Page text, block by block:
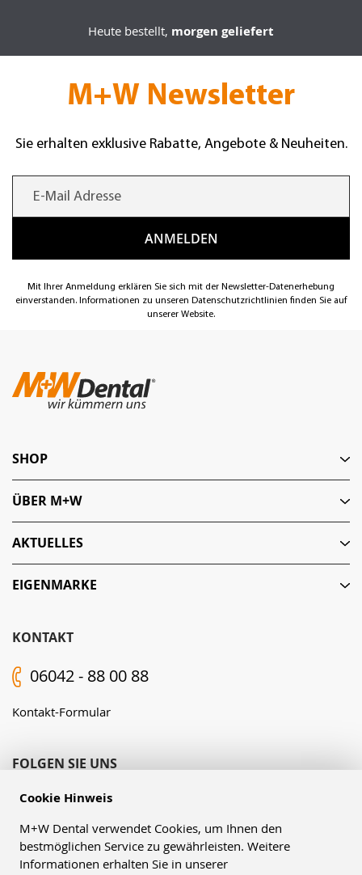
Cookie Hinweis
M+W Dental verwendet Cookies, um Ihnen den
bestmöglichen Service zu gewährleisten. Weitere
Informationen erhalten Sie in unserer
Heute bestellt, morgen geliefert
M+W Newsletter
Sie erhalten exklusive Rabatte, Angebote & Neuheiten.
Mit Ihrer Anmeldung erklären Sie sich mit der Newsletter-Datenerhebung
einverstanden. Informationen zu unseren Datenschutzrichtlinien finden Sie auf
unserer Website.
KONTAKT
06042 - 88 00 88
Kontakt-Formular
FOLGEN SIE UNS
SHOP
ÜBER M+W
AKTUELLES
EIGENMARKE